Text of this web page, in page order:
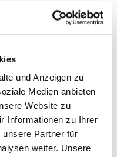
und Anzeigen zu
Medien anbieten
Website zu
Informationen zu Ihrer
unsere Partner für
weiter. Unsere